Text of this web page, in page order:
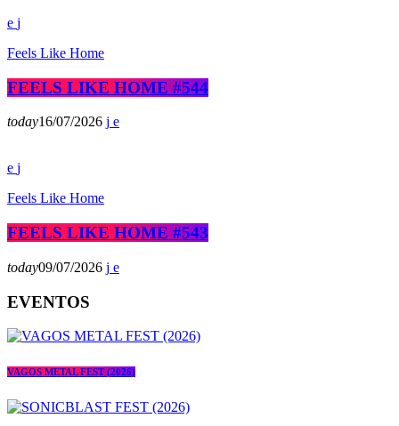
Feels Like Home
FEELS LIKE HOME #544
today16/07/2026
Feels Like Home
FEELS LIKE HOME #543
today09/07/2026
EVENTOS
VAGOS METAL FEST (2026)